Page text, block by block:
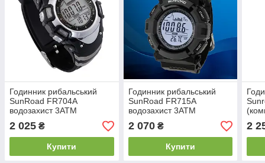
Годинник рибальський
SunRoad FR704A
водозахист 3АТМ
(барометр, висотомір,
термометр, прогноз
погоди)
2 025 ₴
Купити
Годинник рибальський
SunRoad FR715A
водозахист 3АТМ
(барометр, висотомір,
термометр, прогноз
погоди)
2 070₴
Купити
2